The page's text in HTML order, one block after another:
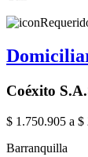
Coéxito
$ 1.750.905 a $
Barranquilla